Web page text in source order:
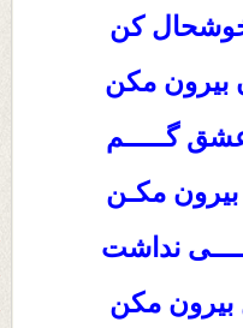
کن
بیرون مکن
گـــــم
بیرون مکـن
نداشت
بیرون مکن